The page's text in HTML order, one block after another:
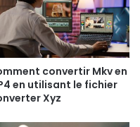
convertir Mkv en
en utilisant le fichier
Xyz